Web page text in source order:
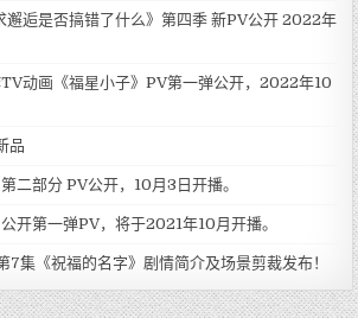
邂逅是否搞错了什么》第四季 新PV公开 2022年
动画《福星小子》PV第一弹公开，2022年10
品
二部分 PV公开，10月3日开播。
开第一弹PV，将于2021年10月开播。
7集《祝福的名字》剧情简介及场景剪裁发布！